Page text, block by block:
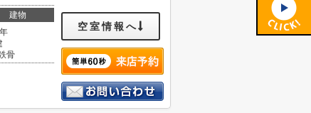
建物
骨
空室情報へ